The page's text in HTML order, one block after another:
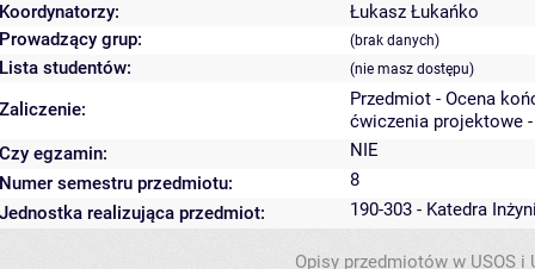
Koordynatorzy:
Łukasz Łukańko
Prowadzący grup:
(brak danych)
Lista studentów: (nie masz dostępu)
Zaliczenie:
Przedmiot - Ocena
ćwiczenia projektowe
Czy egzamin:
NIE
Numer semestru przedmiotu:
8
Jednostka realizująca przedmiot:
190-303 - Katedra
Opisy przedmiotów w USOS